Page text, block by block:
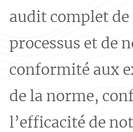
audit complet de
processus et de
conformité aux
de la norme,
l’efficacité de